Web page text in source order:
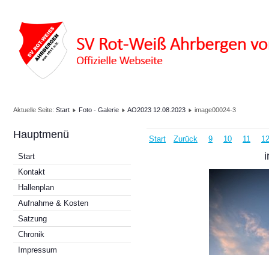
Aktuelle Seite: Start Foto - Galerie AO2023 12.08.2023 image00024-3
Hauptmenü
Start
Kontakt
Hallenplan
Aufnahme & Kosten
Satzung
Chronik
Impressum
Start Zurück 9 10 11 12